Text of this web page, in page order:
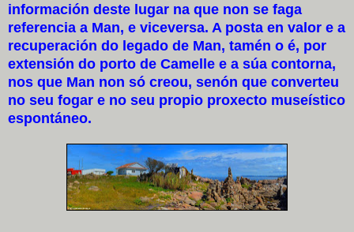
información deste lugar na que non se faga
referencia a Man, e viceversa. A posta en valor e a
recuperación do legado de Man, tamén o é, por
extensión do porto de Camelle e a súa contorna,
nos que Man non só creou, senón que converteu
no seu fogar e no seu propio proxecto museístico
espontáneo.